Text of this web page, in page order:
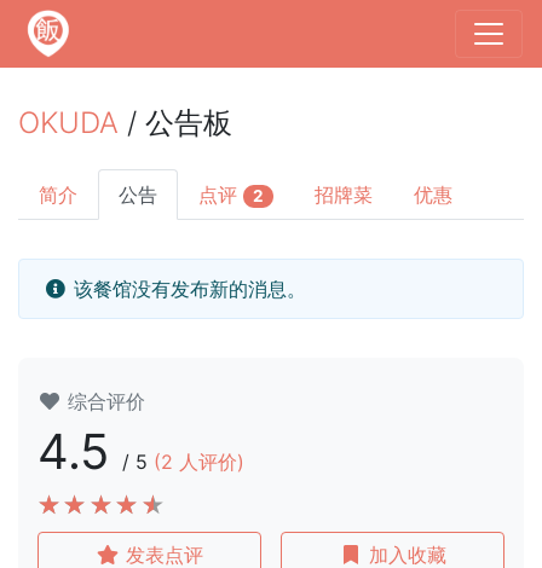
OKUDA / 公告板
简介 公告 点评 2 招牌菜 优惠
该餐馆没有发布新的消息。
综合评价
4.5 / 5 (2 人评价)
发表点评 加入收藏